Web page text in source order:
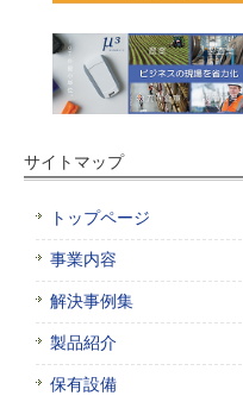
サイトマップ
トップページ
事業内容
解決事例集
製品紹介
保有設備